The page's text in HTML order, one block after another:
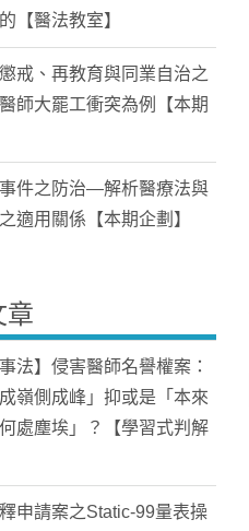
【醫法教室】
戒、再教育與同業自治之
師大罷工衝突為例【本期
件之防治—解析醫療法與
適用關係【本期企劃】
章
法】侵害醫師名譽權案：
嶺側成峰」抑或是「本來
處塵埃」？【學習式判解
申請案之Static-99量表操